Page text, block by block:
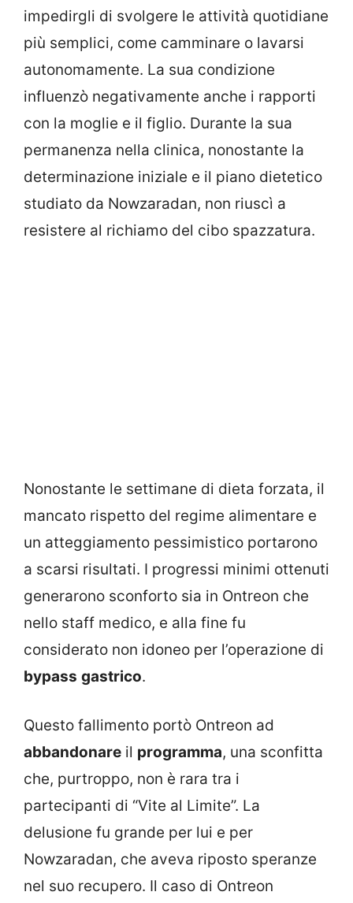
impedirgli di svolgere le attività quotidiane
più semplici, come camminare o lavarsi
autonomamente. La sua condizione
influenzò negativamente anche i rapporti
con la moglie e il figlio. Durante la sua
permanenza nella clinica, nonostante la
determinazione iniziale e il piano dietetico
studiato da Nowzaradan, non riuscì a
resistere al richiamo del cibo spazzatura.
Nonostante le settimane di dieta forzata, il
mancato rispetto del regime alimentare e
un atteggiamento pessimistico portarono
a scarsi risultati. I progressi minimi ottenuti
generarono sconforto sia in Ontreon che
nello staff medico, e alla fine fu
considerato non idoneo per l’operazione di
bypass gastrico.
Questo fallimento portò Ontreon ad
abbandonare il programma, una sconfitta
che, purtroppo, non è rara tra i
partecipanti di “Vite al Limite”. La
delusione fu grande per lui e per
Nowzaradan, che aveva riposto speranze
nel suo recupero. Il caso di Ontreon